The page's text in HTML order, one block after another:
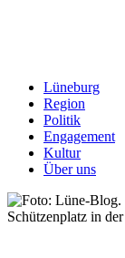
Lüneburg
Region
Politik
Engagement
Kultur
Über uns